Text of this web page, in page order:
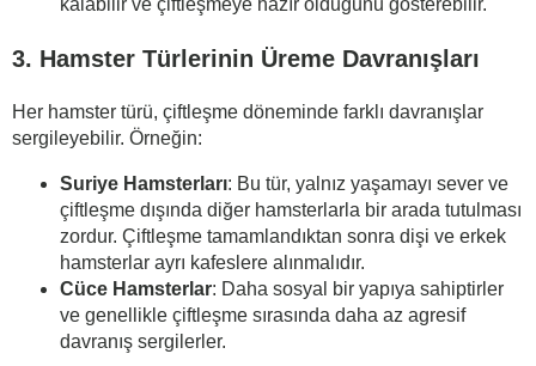
kalabilir ve çiftleşmeye hazır olduğunu gösterebilir.
3. Hamster Türlerinin Üreme Davranışları
Her hamster türü, çiftleşme döneminde farklı davranışlar
sergileyebilir. Örneğin:
Suriye Hamsterları: Bu tür, yalnız yaşamayı sever ve
çiftleşme dışında diğer hamsterlarla bir arada tutulması
zordur. Çiftleşme tamamlandıktan sonra dişi ve erkek
hamsterlar ayrı kafeslere alınmalıdır.
Cüce Hamsterlar: Daha sosyal bir yapıya sahiptirler
ve genellikle çiftleşme sırasında daha az agresif
davranış sergilerler.